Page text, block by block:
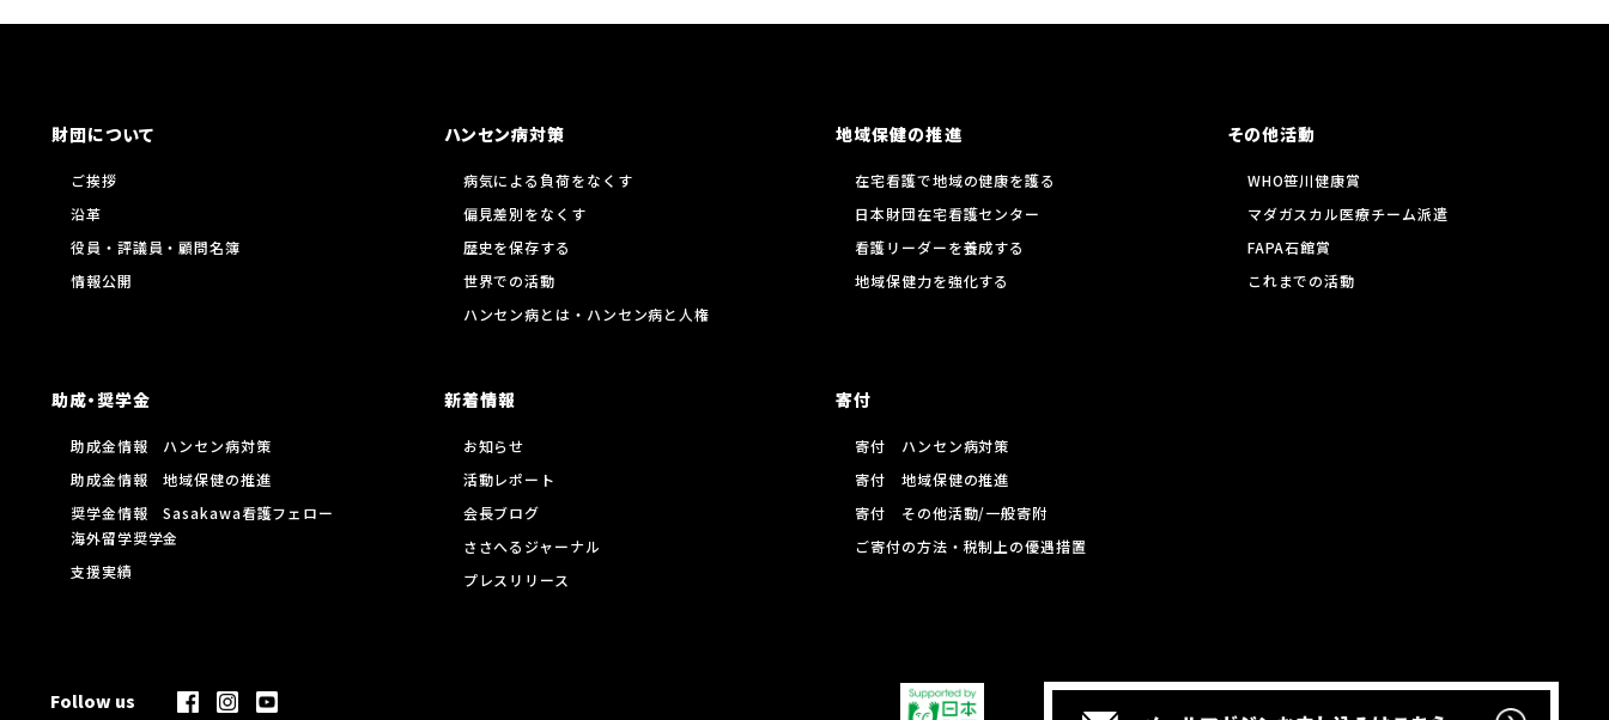
財団について
ご挨拶
沿革
役員・評議員・顧問名簿
情報公開
ハンセン病対策
病気による負荷をなくす
偏見差別をなくす
歴史を保存する
世界での活動
ハンセン病とは・ハンセン病と人権
地域保健の推進
在宅看護で地域の健康を護る
日本財団在宅看護センター
看護リーダーを養成する
地域保健力を強化する
その他活動
WHO笹川健康賞
マダガスカル医療チーム派遣
FAPA石館賞
これまでの活動
助成・奨学金
助成金情報 ハンセン病対策
助成金情報 地域保健の推進
奨学金情報 Sasakawa看護フェロー
海外留学奨学金
支援実績
新着情報
お知らせ
活動レポート
会長ブログ
ささへるジャーナル
プレスリリース
寄付
寄付 ハンセン病対策
寄付 地域保健の推進
寄付 その他活動/一般寄附
ご寄付の方法・税制上の優遇措置
Follow us